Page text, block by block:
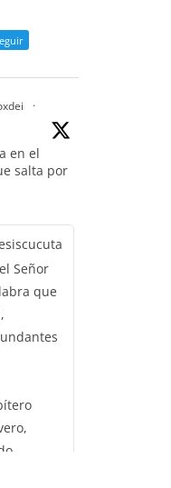
·
en el
salta por
Señor
que